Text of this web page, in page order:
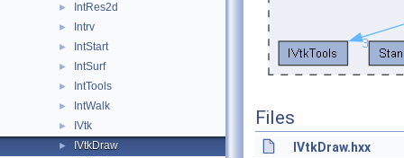
► IntRes2d
► Intrv
► IntStart
► IntSurf
► IntTools
► IntWalk
► IVtk
► IVtkDraw
Files
IVtkDraw.hxx